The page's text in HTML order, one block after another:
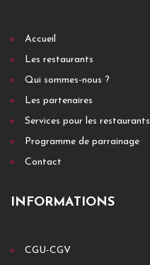
Accueil
Les restaurants
Qui sommes-nous ?
Les partenaires
Services pour les restaurants
Programme de parrainage
Contact
INFORMATIONS
CGU-CGV